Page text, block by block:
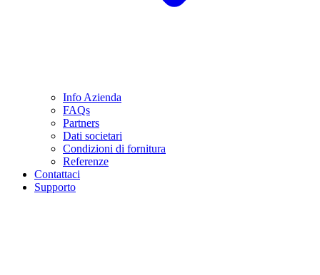
Info Azienda
FAQs
Partners
Dati societari
Condizioni di fornitura
Referenze
Contattaci
Supporto